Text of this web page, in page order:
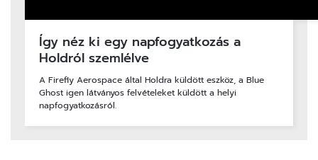
Így néz ki egy napfogyatkozás a
Holdról szemlélve
A Firefly Aerospace által Holdra küldött eszköz, a Blue
Ghost igen látványos felvételeket küldött a helyi
napfogyatkozásról.